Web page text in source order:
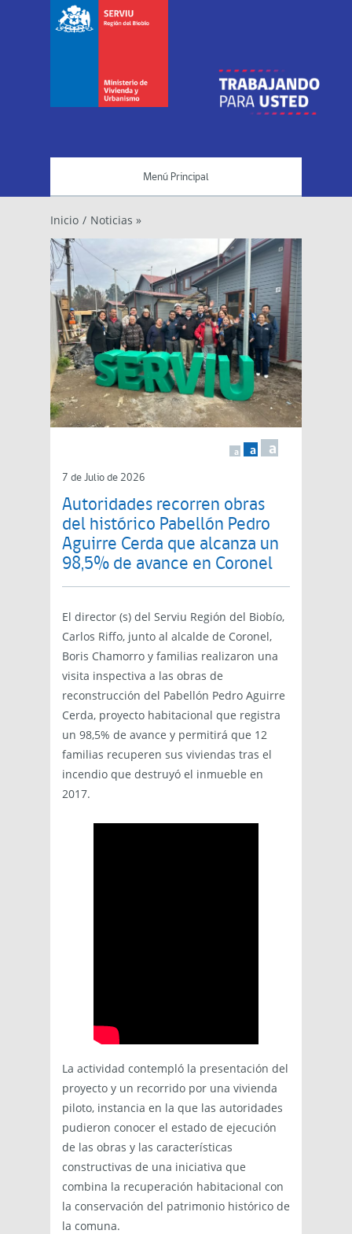
Menú Principal
Inicio / Noticias »
a a a
7 de Julio de 2026
Autoridades recorren obras
del histórico Pabellón Pedro
Aguirre Cerda que alcanza un
98,5% de avance en Coronel
El director (s) del Serviu Región del Biobío,
Carlos Riffo, junto al alcalde de Coronel,
Boris Chamorro y familias realizaron una
visita inspectiva a las obras de
reconstrucción del Pabellón Pedro Aguirre
Cerda, proyecto habitacional que registra
un 98,5% de avance y permitirá que 12
familias recuperen sus viviendas tras el
incendio que destruyó el inmueble en
2017.
La actividad contempló la presentación del
proyecto y un recorrido por una vivienda
piloto, instancia en la que las autoridades
pudieron conocer el estado de ejecución
de las obras y las características
constructivas de una iniciativa que
combina la recuperación habitacional con
la conservación del patrimonio histórico de
la comuna.